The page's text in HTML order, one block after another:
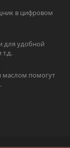
в цифровом
для удобной
т.д.
маслом помогут
почта